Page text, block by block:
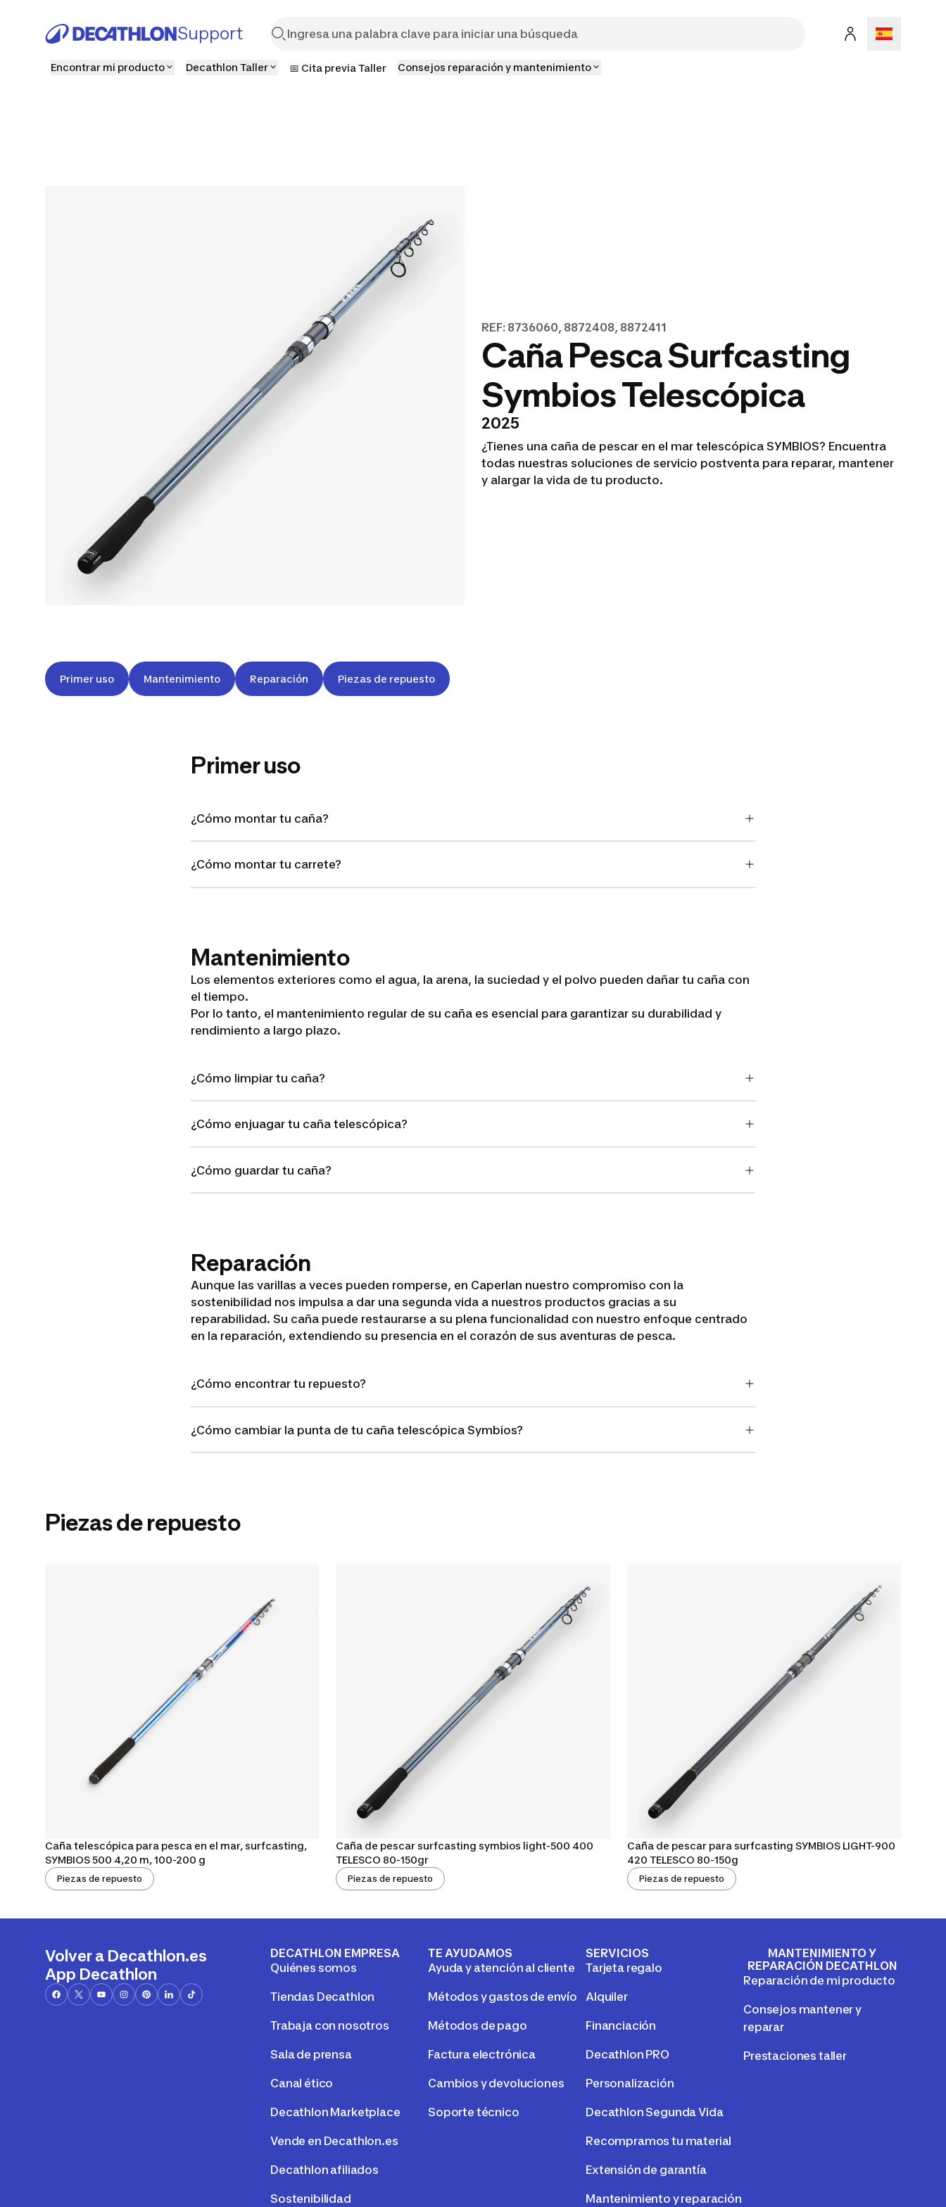
Support
Encontrar mi producto Decathlon Taller 📅 Cita previa Taller Consejos reparación y mantenimiento
REF: 8736060, 8872408, 8872411
Caña Pesca Surfcasting
Symbios Telescópica
2025
¿Tienes una caña de pescar en el mar telescópica SYMBIOS? Encuentra
todas nuestras soluciones de servicio postventa para reparar, mantener
y alargar la vida de tu producto.
Primer uso Mantenimiento Reparación Piezas de repuesto
Primer uso
¿Cómo montar tu caña?
¿Cómo montar tu carrete?
Mantenimiento
Los elementos exteriores como el agua, la arena, la suciedad y el polvo pueden dañar tu caña con
el tiempo.
Por lo tanto, el mantenimiento regular de su caña es esencial para garantizar su durabilidad y
rendimiento a largo plazo.
¿Cómo limpiar tu caña?
¿Cómo enjuagar tu caña telescópica?
¿Cómo guardar tu caña?
Reparación
Aunque las varillas a veces pueden romperse, en Caperlan nuestro compromiso con la
sostenibilidad nos impulsa a dar una segunda vida a nuestros productos gracias a su
reparabilidad. Su caña puede restaurarse a su plena funcionalidad con nuestro enfoque centrado
en la reparación, extendiendo su presencia en el corazón de sus aventuras de pesca.
¿Cómo encontrar tu repuesto?
¿Cómo cambiar la punta de tu caña telescópica Symbios?
Piezas de repuesto
Caña telescópica para pesca en el mar, surfcasting,
SYMBIOS 500 4,20 m, 100-200 g
Piezas de repuesto
Caña de pescar surfcasting symbios light-500 400
TELESCO 80-150gr
Piezas de repuesto
Caña de pescar para surfcasting SYMBIOS LIGHT-900
420 TELESCO 80-150g
Piezas de repuesto
Volver a Decathlon.es
App Decathlon
DECATHLON EMPRESA
Quiénes somos
Tiendas Decathlon
Trabaja con nosotros
Sala de prensa
Canal ético
Decathlon Marketplace
Vende en Decathlon.es
Decathlon afiliados
Sostenibilidad
TE AYUDAMOS
Ayuda y atención al cliente
Métodos y gastos de envío
Métodos de pago
Factura electrónica
Cambios y devoluciones
Soporte técnico
SERVICIOS
Tarjeta regalo
Alquiler
Financiación
Decathlon PRO
Personalización
Decathlon Segunda Vida
Recompramos tu material
Extensión de garantía
Mantenimiento y reparación
MANTENIMIENTO Y
REPARACIÓN DECATHLON
Reparación de mi producto
Consejos mantener y
reparar
Prestaciones taller